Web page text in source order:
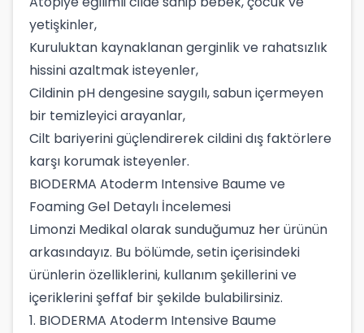
yetişkinler,
Kuruluktan kaynaklanan gerginlik ve rahatsızlık
hissini azaltmak isteyenler,
Cildinin pH dengesine saygılı, sabun içermeyen
bir temizleyici arayanlar,
Cilt bariyerini güçlendirerek cildini dış faktörlere
karşı korumak isteyenler.
BIODERMA Atoderm Intensive Baume ve
Foaming Gel Detaylı İncelemesi
Limonzi Medikal olarak sunduğumuz her ürünün
arkasındayız. Bu bölümde, setin içerisindeki
ürünlerin özelliklerini, kullanım şekillerini ve
içeriklerini şeffaf bir şekilde bulabilirsiniz.
1. BIODERMA Atoderm Intensive Baume